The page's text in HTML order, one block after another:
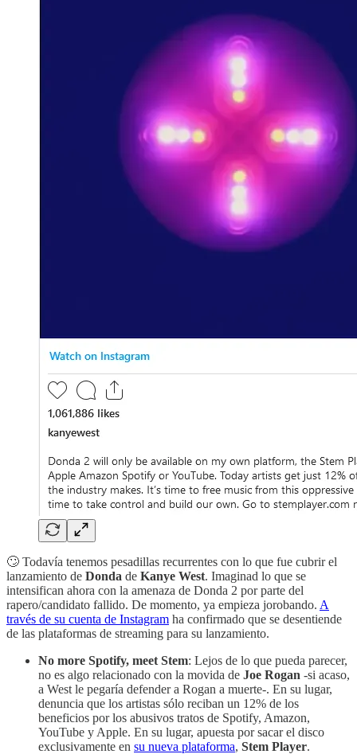
🙄 Todavía tenemos pesadillas recurrentes con lo que fue cubrir el
lanzamiento de Donda de Kanye West. Imaginad lo que se
intensifican ahora con la amenaza de Donda 2 por parte del
rapero/candidato fallido. De momento, ya empieza jorobando. A
través de su cuenta de Instagram ha confirmado que se desentiende
de las plataformas de streaming para su lanzamiento.
No more Spotify, meet Stem: Lejos de lo que pueda parecer,
no es algo relacionado con la movida de Joe Rogan -si acaso,
a West le pegaría defender a Rogan a muerte-. En su lugar,
denuncia que los artistas sólo reciban un 12% de los
beneficios por los abusivos tratos de Spotify, Amazon,
YouTube y Apple. En su lugar, apuesta por sacar el disco
exclusivamente en su nueva plataforma, Stem Player.